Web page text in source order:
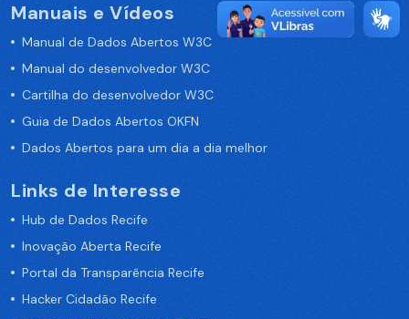
Manuais e Vídeos
Manual de Dados Abertos W3C
Manual do desenvolvedor W3C
Cartilha do desenvolvedor W3C
Guia de Dados Abertos OKFN
Dados Abertos para um dia a dia melhor
Links de Interesse
Hub de Dados Recife
Inovação Aberta Recife
Portal da Transparência Recife
Hacker Cidadão Recife